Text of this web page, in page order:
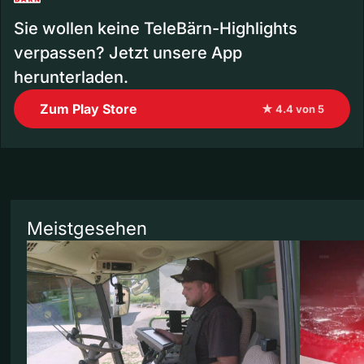
Sie wollen keine TeleBärn-Highlights
verpassen? Jetzt unsere App
herunterladen.
Zum Play Store ★ 4.4 von 5
Meistgesehen